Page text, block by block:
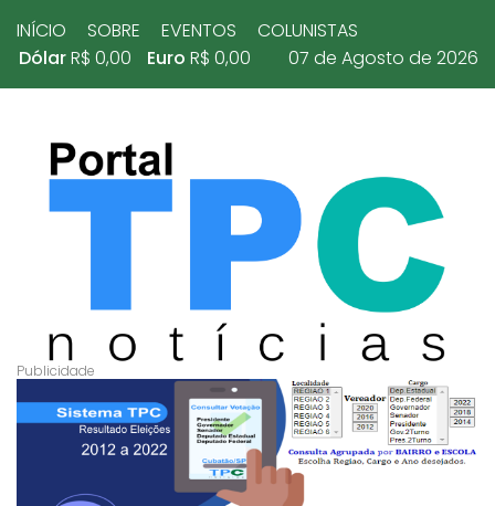
INÍCIO SOBRE EVENTOS
COLUNISTAS
DólarR$ 0,00 Euro R$ 0,00 07 de Agosto de 2026